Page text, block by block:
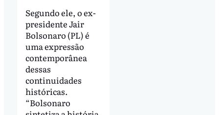
Segundo ele, o ex-
presidente Jair
Bolsonaro (PL) é
uma expressão
contemporânea
dessas
continuidades
históricas.
“Bolsonaro